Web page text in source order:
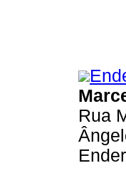
Rua